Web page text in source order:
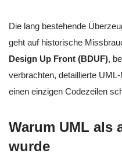
Die lang bestehende
geht auf historische
Design Up Front (BDUF),
verbrachten, detaillierte
einen einzigen Codezeilen
Warum UML als
wurde